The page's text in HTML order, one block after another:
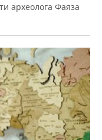
археолога Фаяза